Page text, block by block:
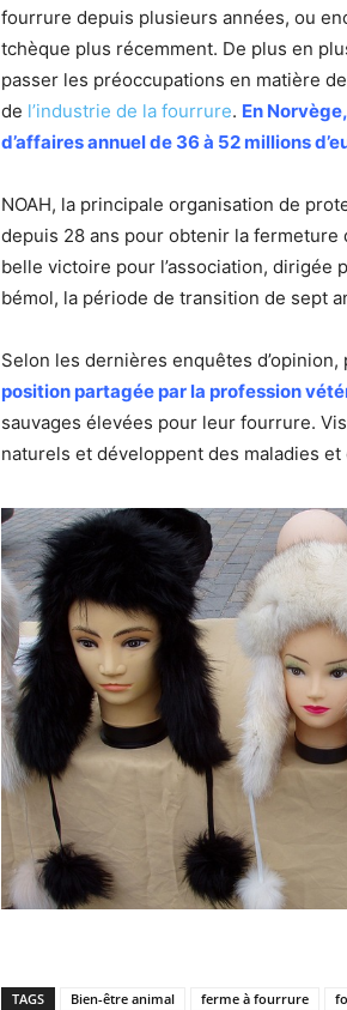
fourrure depuis plusieurs années, ou
tchèque plus récemment. De plus en
passer les préoccupations en matière
de l’industrie de la fourrure. En
d’affaires annuel de 36 à 52 millions
NOAH, la principale organisation de
depuis 28 ans pour obtenir la fermeture
belle victoire pour l’association, dirigée
bémol, la période de transition de sept
Selon les dernières enquêtes d’opinion,
position partagée par la profession
sauvages élevées pour leur fourrure.
naturels et développent des maladies
TAGS Bien-être animal ferme à fourrure